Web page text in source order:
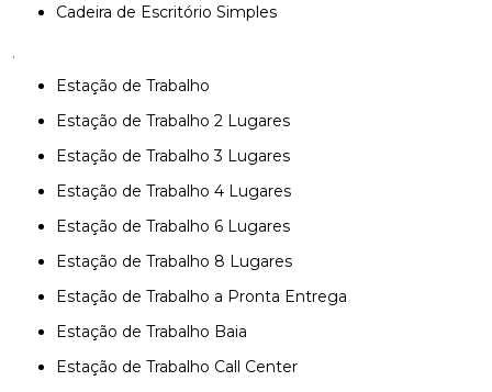
Cadeira de Escritório Simples
,
Estação de Trabalho
Estação de Trabalho 2 Lugares
Estação de Trabalho 3 Lugares
Estação de Trabalho 4 Lugares
Estação de Trabalho 6 Lugares
Estação de Trabalho 8 Lugares
Estação de Trabalho a Pronta Entrega
Estação de Trabalho Baia
Estação de Trabalho Call Center